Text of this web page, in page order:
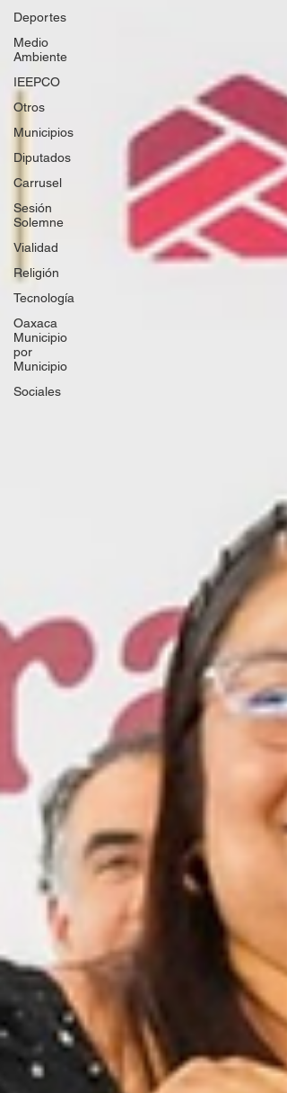
Deportes
Medio
Ambiente
IEEPCO
Otros
Municipios
Diputados
Carrusel
Sesión
Solemne
Vialidad
Religión
Tecnología
Oaxaca
Municipio
por
Municipio
Sociales